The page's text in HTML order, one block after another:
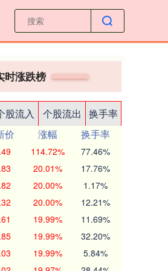
时涨跌榜
股流入 个股流出
换手率
价 涨幅
换手率
114.72% 77.46%
20.01% 17.76%
20.00% 1.17%
20.00% 12.21%
19.99% 11.69%
19.99% 32.20%
19.99% 5.84%